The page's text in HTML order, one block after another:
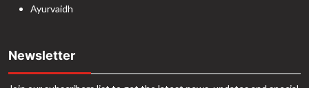
Ayurvaidh
Newsletter